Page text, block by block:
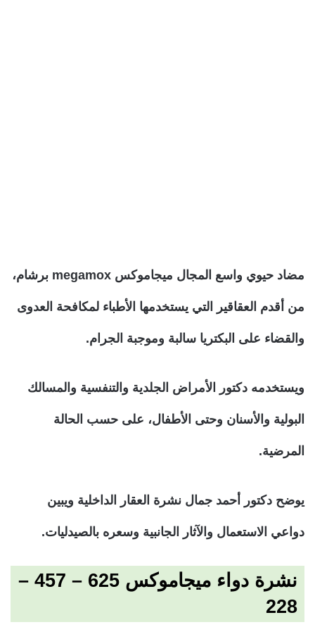
مضاد حيوي واسع المجال ميجاموكس megamox برشام،
من أقدم العقاقير التي يستخدمها الأطباء لمكافحة العدوى
والقضاء على البكتريا سالبة وموجبة الجرام.
ويستخدمه دكتور الأمراض الجلدية والتنفسية والمسالك
البولية والأسنان وحتى الأطفال، على حسب الحالة
المرضية.
يوضح دكتور أحمد جمال نشرة العقار الداخلية ويبين
دواعي الاستعمال والآثار الجانبية وسعره بالصيدليات.
نشرة دواء ميجاموكس 625 – 457 –
228